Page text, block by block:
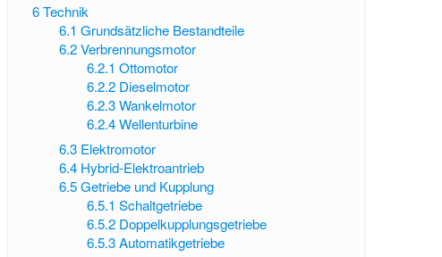
6Technik
6.1 Grundsätzliche Bestandteile
6.2 Verbrennungsmotor
6.2.1 Ottomotor
6.2.2 Dieselmotor
6.2.3 Wankelmotor
6.2.4 Wellenturbine
6.3 Elektromotor
6.4 Hybrid-Elektroantrieb
6.5 Getriebe und Kupplung
6.5.1 Schaltgetriebe
6.5.2 Doppelkupplungsgetriebe
6.5.3 Automatikgetriebe